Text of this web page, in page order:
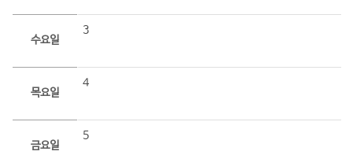
수요일
3
목요일
4
금요일
5